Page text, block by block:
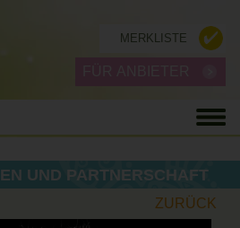
MERKLISTE
UND PARTNERSCHAFT
ZURÜCK